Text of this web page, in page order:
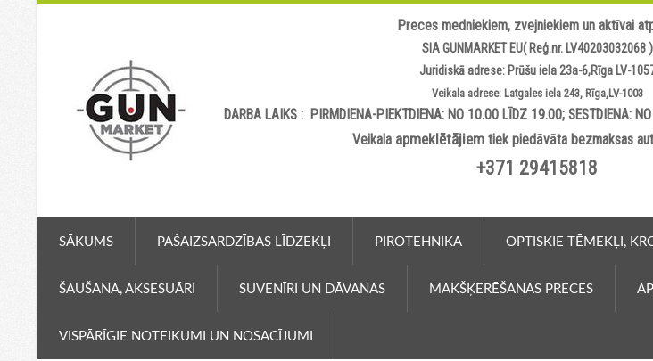
Preces medniekiem, zvejniekiem un aktīvai
SIA GUNMARKET EU( Reģ.nr. LV40203032068 )
Juridiskā adrese: Prūšu iela 23a-6,Rīga LV-
Veikala adrese: Latgales iela 243, Rīga,LV-1003
DARBA LAIKS : PIRMDIENA-PIEKTDIENA: NO 10.00 LĪDZ 19.00; SESTDIENA:
Veikala apmeklētājiemtiek piedāvāta bezmaksas
+371 29415818
SĀKUMS PAŠAIZSARDZĪBAS LĪDZEKĻI PIROTEHNIKA OPTISKIE TĒMEKĻI,
ŠAUŠANA, AKSESUĀRI SUVENĪRI UN DĀVANAS MAKŠĶERĒŠANAS PRECES
VISPĀRĪGIE NOTEIKUMI UN NOSACĪJUMI